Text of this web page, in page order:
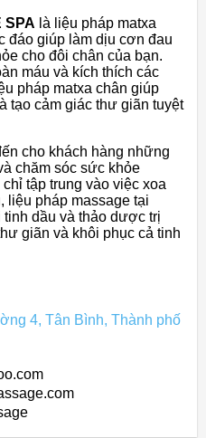
SPA là liệu pháp matxa
đáo giúp làm dịu cơn đau
cho đôi chân của bạn.
máu và kích thích các
pháp matxa chân giúp
tạo cảm giác thư giãn tuyệt
cho khách hàng những
chăm sóc sức khỏe
tập trung vào việc xoa
liệu pháp massage tại
dầu và thảo dược trị
giãn và khôi phục cả tinh
4, Tân Bình, Thành phố